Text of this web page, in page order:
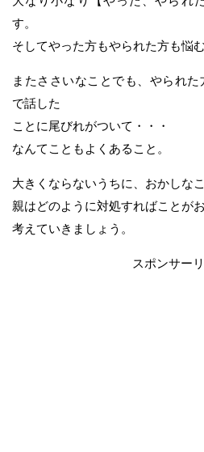
す。
そしてやった方もやられた方も悩む
またささいなことでも、やられ
で話した
ことに尾びれがついて・・・
なんてこともよくあること。
大きくならないうちに、おかしな
親はどのように対処すればことが
考えていきましょう。
スポンサー